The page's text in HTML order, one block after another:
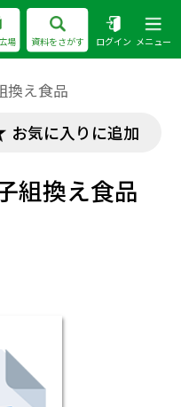
場 資料をさがす ログイン メニュー
え食品
お気に入りに追加
組換え食品